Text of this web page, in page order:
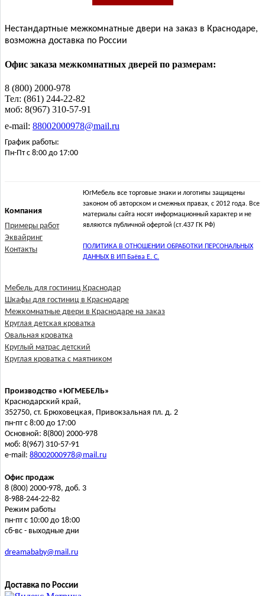
Нестандартные межкомнатные двери на заказ в Краснодаре,
возможна доставка по России
Офис заказа межкомнатных дверей по размерам:
8 (800) 2000-978
Тел: (861) 244-22-82
моб: 8(967) 310-57-91
e-mail: 88002000978@mail.ru
График работы:
Пн-Пт с 8:00 до 17:00
Компания
Примеры работ
Эквайринг
Контакты
Мебель для гостиниц Краснодар
Шкафы для гостиниц в Краснодаре
Межкомнатные двери в Краснодаре на заказ
Круглая детская кроватка
Овальная кроватка
Круглый матрас детский
Круглая кроватка с маятником
Производство «ЮГМЕБЕЛЬ»
Краснодарский край,
352750, ст. Брюховецкая, Привокзальная пл. д. 2
пн-пт с 8:00 до 17:00
Основной: 8(800) 2000-978
моб: 8(967) 310-57-91
e-mail: 88002000978@mail.ru
Офис продаж
8 (800) 2000-978, доб. 3
8-988-244-22-82
Режим работы
пн-пт с 10:00 до 18:00
сб-вс - выходные дни
dreamababy@mail.ru
Доставка по России
ЮгМебель все торговые знаки и логотипы защищены
законом об авторском и смежных правах, с 2012 года. Все
материалы сайта носят информационный характер и не
являются публичной офертой (ст.437 ГК РФ)
ПОЛИТИКА В ОТНОШЕНИИ ОБРАБОТКИ ПЕРСОНАЛЬНЫХ
ДАННЫХ В ИП Баёва Е. С.